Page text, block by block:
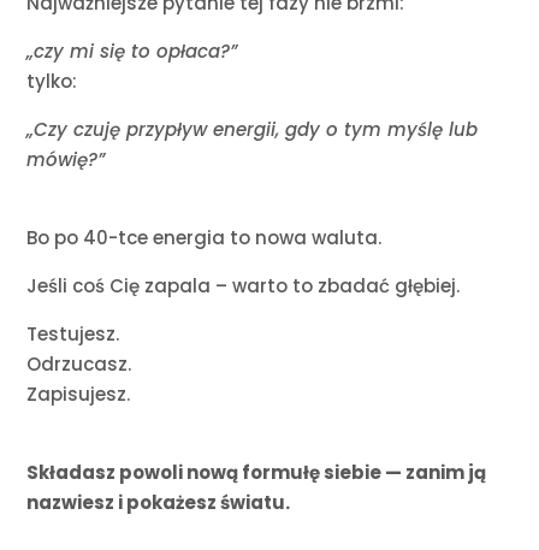
„czy mi się to opłaca?”
tylko:
„Czy czuję przypływ energii, gdy o tym myślę lub
mówię?”
Bo po 40-tce energia to nowa waluta.
Jeśli coś Cię zapala – warto to zbadać głębiej.
Testujesz.
Odrzucasz.
Zapisujesz.
Składasz powoli nową formułę siebie — zanim ją
nazwiesz i pokażesz światu.